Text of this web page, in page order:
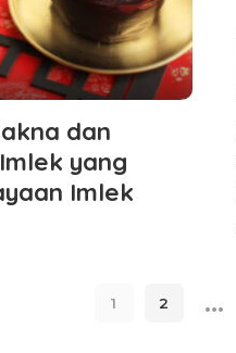
dan
yang
Imlek
1 2 …